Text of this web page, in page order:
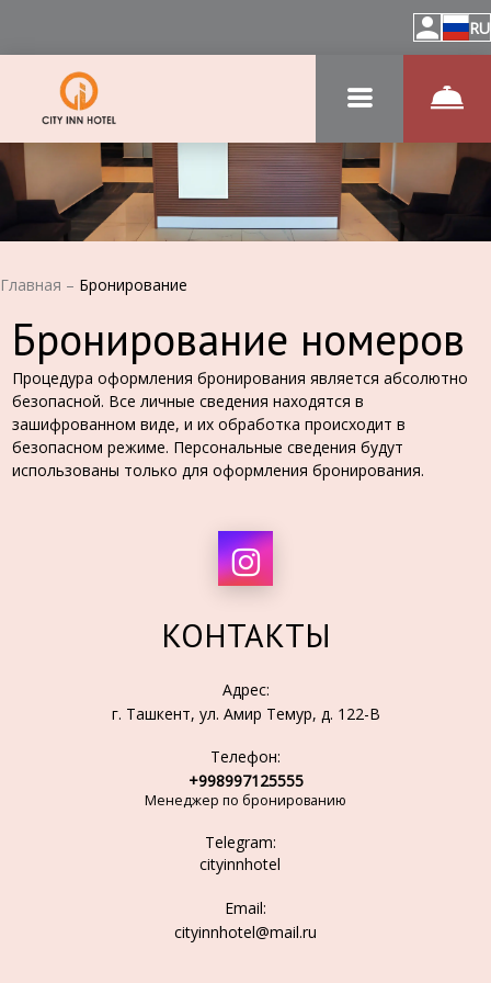
RU
Главная – Бронирование
Бронирование номеров
Процедура оформления бронирования является абсолютно
безопасной. Все личные сведения находятся в
зашифрованном виде, и их обработка происходит в
безопасном режиме. Персональные сведения будут
использованы только для оформления бронирования.
КОНТАКТЫ
Адрес:
г. Ташкент, ул. Амир Темур, д. 122-B
Телефон:
+998997125555
Менеджер по бронированию
Telegram:
cityinnhotel
Email:
cityinnhotel@mail.ru